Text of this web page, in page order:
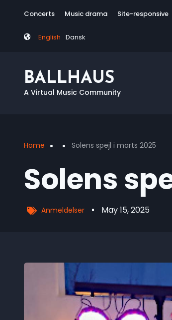
content
Tag
Concerts Music drama Site-responsive
English Dansk
BALLHAUS
A Virtual Music Community
Breadcrumb
Home Solens spejl i marts 2025
Solens
Anmeldelser May 15, 2025